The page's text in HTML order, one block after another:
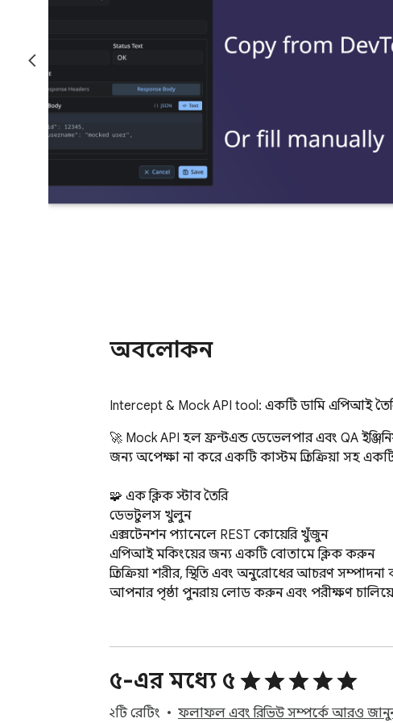
অবলোকন
Intercept & Mock API tool: একটি ডামি এপিআই
🚀 Mock API হল ফ্রন্টএন্ড ডেভেলপার এবং QA
জন্য অপেক্ষা না করে একটি কাস্টম প্রতিক্রিয়া সহ
🧩 এক ক্লিক স্টাব তৈরি
ডেভটুলস খুলুন
এক্সটেনশন প্যানেলে REST কোয়েরি খুঁজুন
এপিআই মকিংয়ের জন্য একটি বোতামে ক্লিক করুন
প্রতিক্রিয়া শরীর, স্থিতি এবং অনুরোধের আচরণ
আপনার পৃষ্ঠা পুনরায় লোড করুন এবং পরীক্ষণ
যখন একটি বাস্তব পরিষেবা অস্থিতিশীল, অসম্পূর্ণ, ধীর, বা অপ্রাপ্য হয়, তখন একটি মক সার্ভারের সাথে পরীক্ষণ আপনাকে আত্মবিশ্বাসের সাথে উন্নয়ন চালিয়ে যেতে দেয়।
এটি প্রত্যেক প্রতিক্রিয়া আটকানোর জন্য আদর্শ যা
🛠️ REST ওয়ার্কফ্লোর জন্য ডিজাইন করা
৫-এর মধ্যে ৫
২টি রেটিং ফলাফল এবং রিভিউ সম্পর্কে আরও